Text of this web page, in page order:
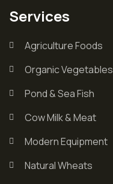
Services
Agriculture Foods
Organic Vegetables
Pond & Sea Fish
Cow Milk & Meat
Modern Equipment
Natural Wheats